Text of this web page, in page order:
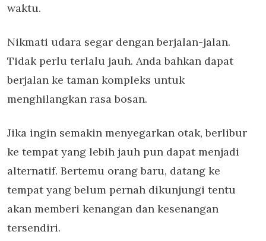
waktu.
Nikmati udara segar dengan berjalan-jalan.
Tidak perlu terlalu jauh. Anda bahkan dapat
berjalan ke taman kompleks untuk
menghilangkan rasa bosan.
Jika ingin semakin menyegarkan otak, berlibur
ke tempat yang lebih jauh pun dapat menjadi
alternatif. Bertemu orang baru, datang ke
tempat yang belum pernah dikunjungi tentu
akan memberi kenangan dan kesenangan
tersendiri.